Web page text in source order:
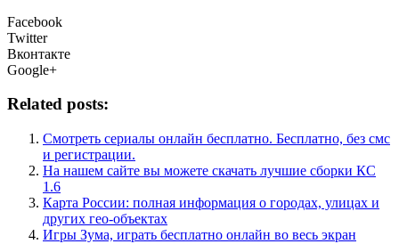
Facebook
Twitter
Вконтакте
Google+
Related posts:
Смотреть сериалы онлайн бесплатно. Бесплатно, без смс
и регистрации.
На нашем сайте вы можете скачать лучшие сборки КС
1.6
Карта России: полная информация о городах, улицах и
других гео-объектах
Игры Зума, играть бесплатно онлайн во весь экран